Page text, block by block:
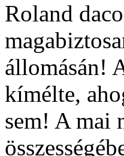
Roland
állomásán!
kímélte,
sem! A mai